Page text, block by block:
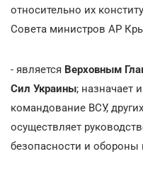
относительно их
Совета министров АР
- является Верховным
Сил Украины; назначает
командование ВСУ,
осуществляет
безопасности и обороны